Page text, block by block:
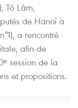
Tô Lâm,
de Hanoï à
a rencontré
afin de
session de la
et propositions.